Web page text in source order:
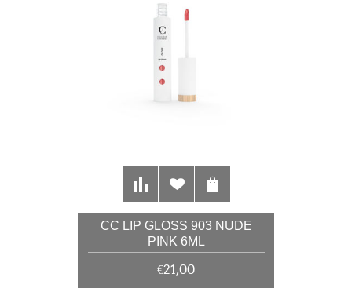
CC LIP GLOSS 903 NUDE
PINK 6ML
€21,00